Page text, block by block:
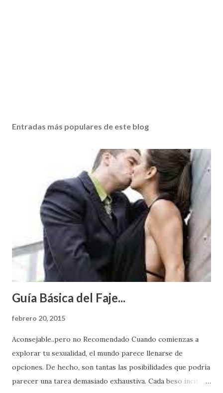
Entradas más populares de este blog
Guía Básica del Faje...
febrero 20, 2015
Aconsejable..pero no Recomendado Cuando comienzas a
explorar tu sexualidad, el mundo parece llenarse de
opciones. De hecho, son tantas las posibilidades que podría
parecer una tarea demasiado exhaustiva. Cada beso incita